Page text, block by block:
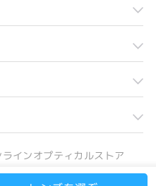
インオプティカルストア